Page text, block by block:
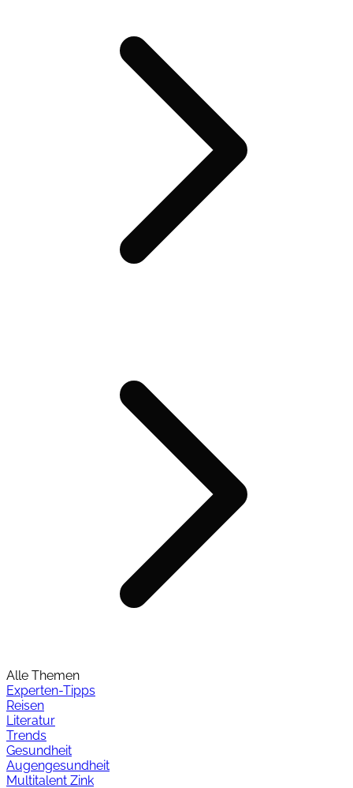
Alle Themen
Experten-Tipps
Reisen
Literatur
Trends
Gesundheit
Augengesundheit
Multitalent Zink